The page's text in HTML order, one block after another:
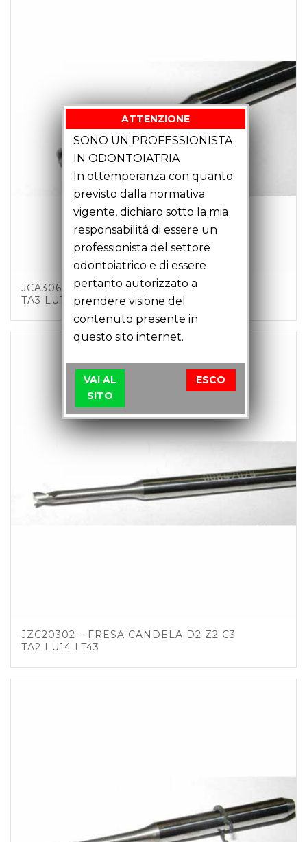
JCA30602 – FRESA TORICA MM3 Z4 C6
TA3 LU18 LT51
JZC20302 – FRESA CANDELA D2 Z2 C3
TA2 LU14 LT43
ATTENZIONE
SONO UN PROFESSIONISTA
IN ODONTOIATRIA
In ottemperanza con quanto
previsto dalla normativa
vigente, dichiaro sotto la mia
responsabilità di essere un
professionista del settore
odontoiatrico e di essere
pertanto autorizzato a
prendere visione del
contenuto presente in
questo sito internet.
VAI AL
SITO
ESCO